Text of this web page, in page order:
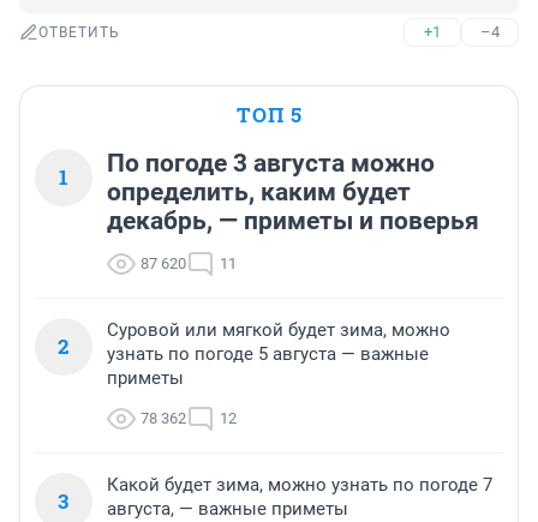
ОТВЕТИТЬ +1 –4
ТОП 5
1
По погоде 3 августа можно
определить, каким будет
декабрь, — приметы и поверья
87 620 11
2
Суровой или мягкой будет зима, можно
узнать по погоде 5 августа — важные
приметы
78 362 12
3
Какой будет зима, можно узнать по погоде 7
августа, — важные приметы